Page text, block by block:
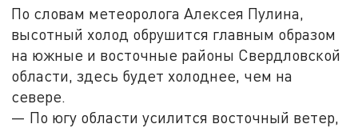
По словам метеоролога Алексея Пулина,
высотный холод обрушится главным образом
на южные и восточные районы Свердловской
области, здесь будет холоднее, чем на
севере.
— По югу области усилится восточный ветер,